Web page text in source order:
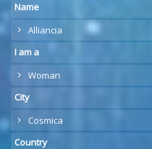
Name
Alliancia
I am a
Woman
City
Cosmica
Country